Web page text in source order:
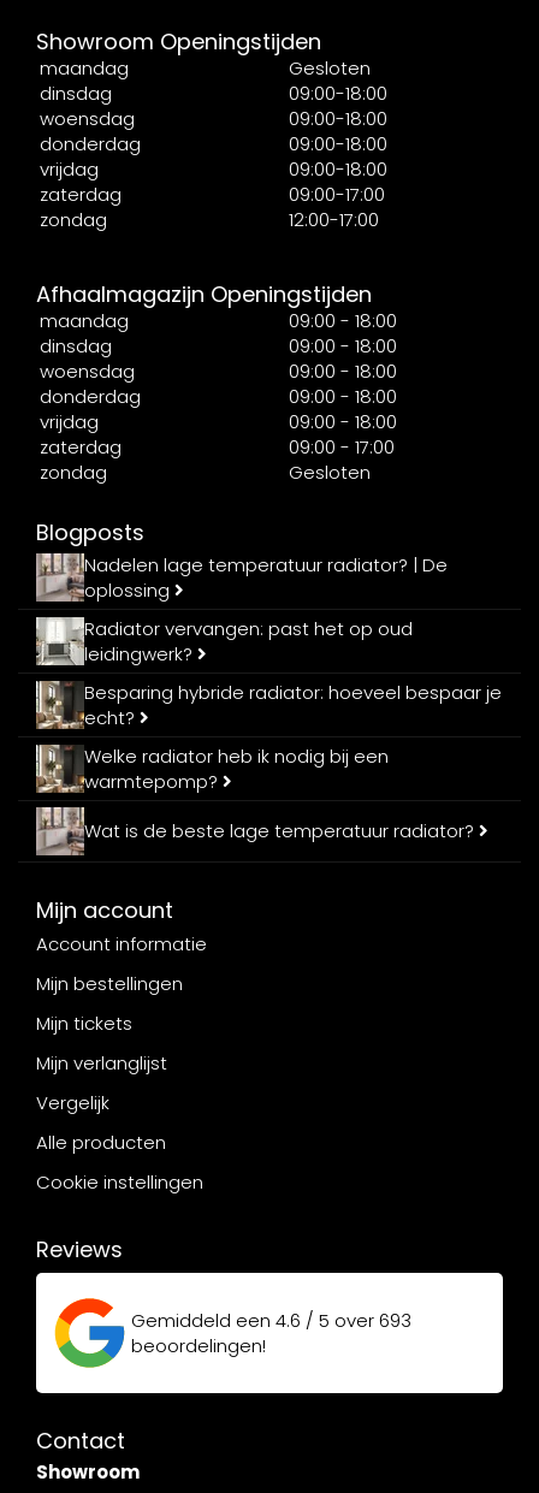
Showroom Openingstijden
maandag
Gesloten
dinsdag
09:00-18:00
woensdag
09:00-18:00
donderdag
09:00-18:00
vrijdag
09:00-18:00
zaterdag
09:00-17:00
zondag
12:00-17:00
Afhaalmagazijn Openingstijden
maandag
09:00 - 18:00
dinsdag
09:00 - 18:00
woensdag
09:00 - 18:00
donderdag
09:00 - 18:00
vrijdag
09:00 - 18:00
zaterdag
09:00 - 17:00
zondag
Gesloten
Blogposts
Nadelen lage temperatuur radiator? | De
oplossing
Radiator vervangen: past het op oud
leidingwerk?
Besparing hybride radiator: hoeveel bespaar je
echt?
Welke radiator heb ik nodig bij een
warmtepomp?
Wat is de beste lage temperatuur radiator?
Mijn account
Account informatie
Mijn bestellingen
Mijn tickets
Mijn verlanglijst
Vergelijk
Alle producten
Cookie instellingen
Reviews
Gemiddeld een 4.6 / 5 over693
beoordelingen!
Contact
Showroom